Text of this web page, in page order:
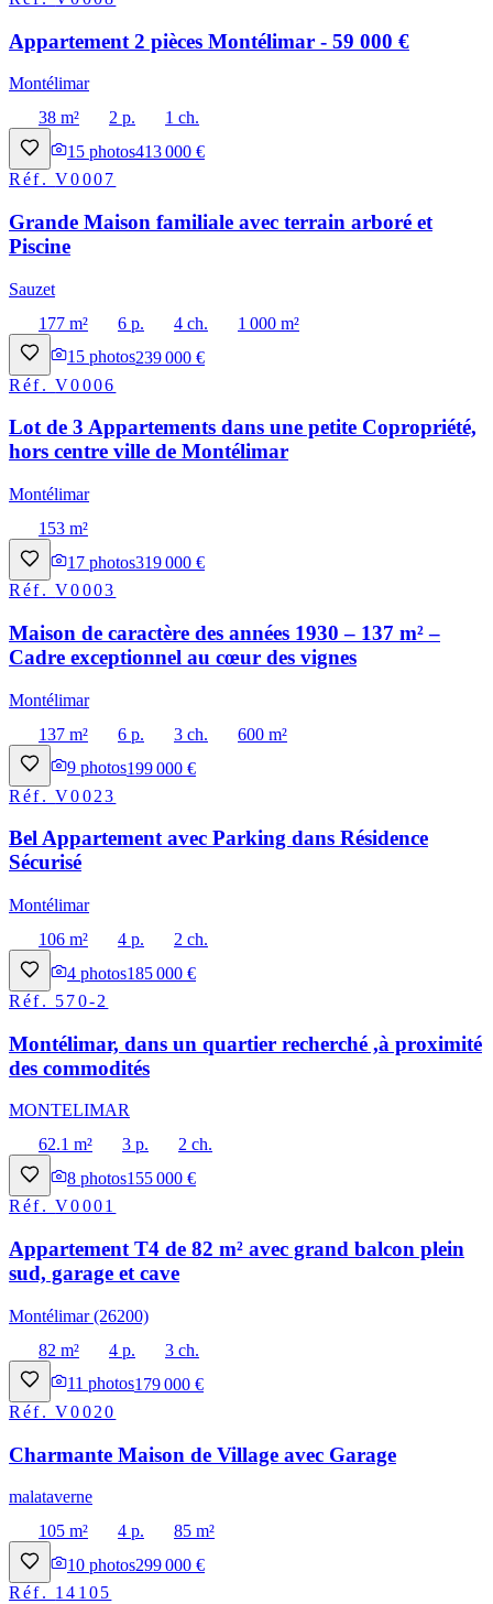
Appartement 2 pièces Montélimar - 59 000 €
Montélimar
38 m²
2 p.
1 ch.
15 photos413 000 €
Réf.V0007
Grande Maison familiale avec terrain arboré et
Piscine
Sauzet
177 m²
6 p. 4 ch.
1 000 m²
15 photos239 000 €
Réf.V0006
Lot de 3 Appartements dans une petite Copropriété,
hors centre ville de Montélimar
Montélimar
153 m²
17 photos319 000 €
Réf.V0003
Maison de caractère des années 1930 – 137 m² –
Cadre exceptionnel au cœur des vignes
Montélimar
137 m²
6 p. 3 ch.
600 m²
9 photos199 000 €
Réf.V0023
Bel Appartement avec Parking dans Résidence
Sécurisé
Montélimar
106 m²
4 p.
2 ch.
4 photos185 000 €
Réf. 570-2
Montélimar, dans un quartier recherché ,à proximité
des commodités
MONTELIMAR
62.1 m²
3 p.
2 ch.
8 photos155 000 €
Réf.V0001
Appartement T4 de 82 m² avec grand balcon plein
sud, garage et cave
Montélimar (26200)
82 m²
4 p.
3 ch.
11 photos179 000 €
Réf.V0020
Charmante Maison de Village avec Garage
malataverne
105 m²
4 p.
85 m²
10 photos299 000 €
Réf. 14105